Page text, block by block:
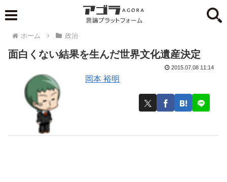
ホーム 政治
面白くない結果を生んだ世界文化遺産決定
岡本 裕明
2015.07.08 11:14